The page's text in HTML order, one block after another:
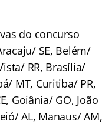
do concurso
SE, Belém/
RR, Brasília/
MT, Curitiba/ PR,
Goiânia/ GO, João
AL, Manaus/ AM,